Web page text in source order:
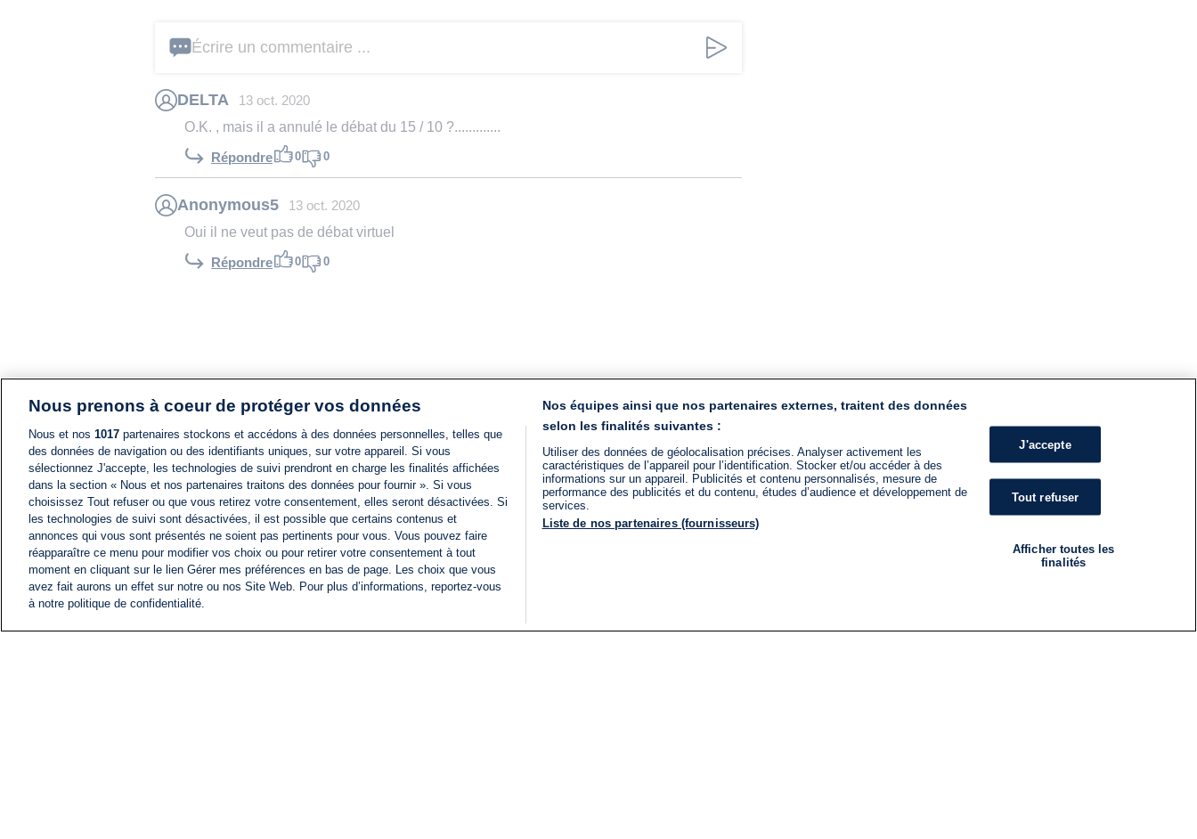
Écrire un commentaire ...
DELTA 13 oct. 2020
O.K. , mais il a annulé le débat du 15 / 10 ?.............
Répondre 0 0
Anonymous5 13 oct. 2020
Oui il ne veut pas de débat virtuel
Répondre 0 0
Nous prenons à coeur de protéger vos données
Nous et nos 1017 partenaires stockons et accédons à des données personnelles, telles que
des données de navigation ou des identifiants uniques, sur votre appareil. Si vous
sélectionnez J'accepte, les technologies de suivi prendront en charge les finalités affichées
dans la section « Nous et nos partenaires traitons des données pour fournir ». Si vous
choisissez Tout refuser ou que vous retirez votre consentement, elles seront désactivées. Si
les technologies de suivi sont désactivées, il est possible que certains contenus et
annonces qui vous sont présentés ne soient pas pertinents pour vous. Vous pouvez faire
réapparaître ce menu pour modifier vos choix ou pour retirer votre consentement à tout
moment en cliquant sur le lien Gérer mes préférences en bas de page. Les choix que vous
avez fait aurons un effet sur notre ou nos Site Web. Pour plus d’informations, reportez-vous
à notre politique de confidentialité.
Nos équipes ainsi que nos partenaires externes, traitent des données
selon les finalités suivantes :
Utiliser des données de géolocalisation précises. Analyser activement les
caractéristiques de l’appareil pour l’identification. Stocker et/ou accéder à des
informations sur un appareil. Publicités et contenu personnalisés, mesure de
performance des publicités et du contenu, études d’audience et développement de
services.
Liste de nos partenaires (fournisseurs)
J'accepte
Tout refuser
Afficher toutes les
finalités